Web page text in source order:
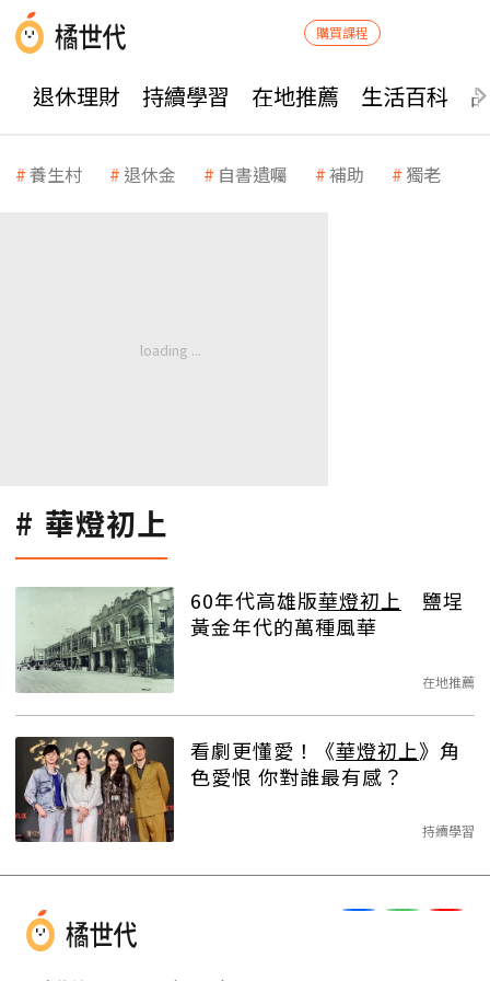
購買課程
退休理財 持續學習 在地推薦 生活百科
養生村 退休金 自書遺囑 補助 獨老
華燈初上
60年代高雄版華燈初上
鹽埕
黃金年代的萬種風華
在地推薦
看劇更懂愛！《華燈初上》角
色愛恨 你對誰最有感？
持續學習